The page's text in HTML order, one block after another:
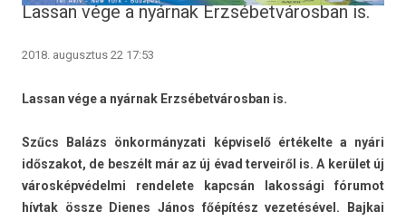
Lassan vége a nyárnak Erzsébetvárosban is.
2018. augusztus 22 17:53
Las­san vége a nyárnak Erzsébet­város­ban is.
Szűcs Balázs önkor­mányzati kép­viselő értékelte a nyári
idős­zakot, de beszélt már az új évad ter­veiről is. A kerület új
városképvédelmi re­ndelete kapcsán lakos­sági fórumot
hívtak össze Di­enes János főépítész vezetésével. Baj­kai